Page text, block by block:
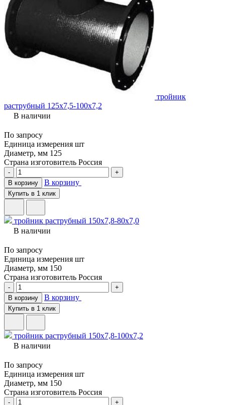
тройник
раструбный 125х7,5-100х7,2
В наличии
По запросу
Единица измерения шт
Диаметр, мм 125
Страна изготовитель Россия
-
+
В корзину
В корзину
Купить в 1 клик
тройник раструбный 150х7,8-80х7,0
В наличии
По запросу
Единица измерения шт
Диаметр, мм 150
Страна изготовитель Россия
-
+
В корзину
В корзину
Купить в 1 клик
тройник раструбный 150х7,8-100х7,2
В наличии
По запросу
Единица измерения шт
Диаметр, мм 150
Страна изготовитель Россия
- +